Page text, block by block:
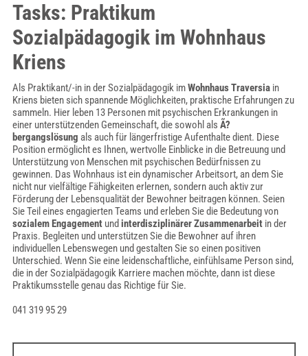
Tasks: Praktikum
Sozialpädagogik im Wohnhaus
Kriens
Als Praktikant/-in in der Sozialpädagogik imWohnhaus Traversiain
Kriens bieten sich spannende Möglichkeiten, praktische Erfahrungen zu
sammeln. Hier leben 13 Personen mit psychischen Erkrankungen in
einer unterstützenden Gemeinschaft, die sowohl als Ã?
bergangslösung als auch für längerfristige Aufenthalte dient. Diese
Position ermöglicht es Ihnen, wertvolle Einblicke in die Betreuung und
Unterstützung von Menschen mit psychischen Bedürfnissen zu
gewinnen. Das Wohnhaus ist ein dynamischer Arbeitsort, an dem Sie
nicht nur vielfältige Fähigkeiten erlernen, sondern auch aktiv zur
Förderung der Lebensqualität der Bewohner beitragen können. Seien
Sie Teil eines engagierten Teams und erleben Sie die Bedeutung von
sozialem Engagementund interdisziplinärer Zusammenarbeitin der
Praxis. Begleiten und unterstützen Sie die Bewohner auf ihren
individuellen Lebenswegen und gestalten Sie so einen positiven
Unterschied. Wenn Sie eine leidenschaftliche, einfühlsame Person sind,
die in der Sozialpädagogik Karriere machen möchte, dann ist diese
Praktikumsstelle genau das Richtige für Sie.
041 319 95 29